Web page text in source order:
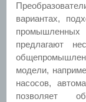
вариантах,
промышленных
предлагают
модели,
насосов,
позволяет